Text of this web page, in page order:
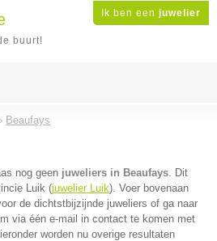
Ik ben een juwelier
buurt!
Beaufays
nog geen juweliers in Beaufays. Dit
Luik (juwelier Luik). Voer bovenaan
de dichtstbijzijnde juweliers of ga naar
via één e-mail in contact te komen met
worden nu overige resultaten